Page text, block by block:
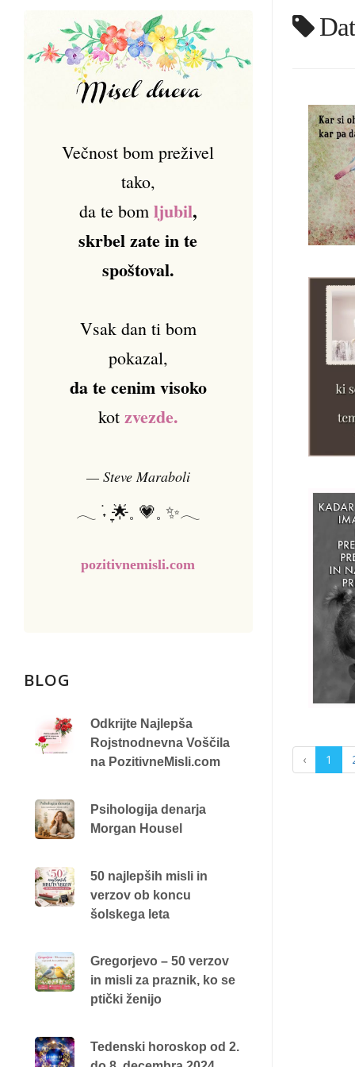
‹ 1
Večnost bom preživel
tako,
da te bom ljubil,
skrbel zate in te
spoštoval.
Vsak dan ti bom
pokazal,
da te cenim visoko
kot zvezde.
— Steve Maraboli
𓂃 ࣪˖ ִֶָ🌟𓈒 💗𓈒 ✨𓂃
pozitivnemisli.com
BLOG
Odkrijte Najlepša
Rojstnodnevna Voščila
na PozitivneMisli.com
Psihologija denarja
Morgan Housel
50 najlepših misli in
verzov ob koncu
šolskega leta
Gregorjevo – 50 verzov
in misli za praznik, ko se
ptički ženijo
Tedenski horoskop od 2.